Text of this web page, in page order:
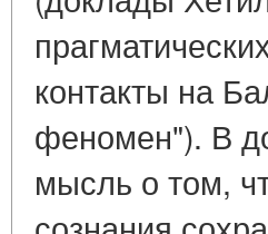
контакты на
феномен"). В
мысль о том,